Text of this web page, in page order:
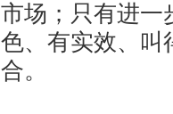
市场；只有进一
色、有实效、叫
合。